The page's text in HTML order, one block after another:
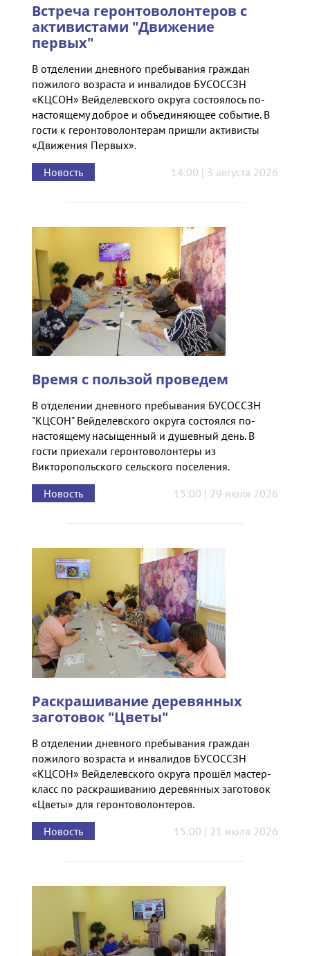
Встреча геронтоволонтеров с
активистами "Движение
первых"
В отделении дневного пребывания граждан
пожилого возраста и инвалидов БУСОССЗН
«КЦСОН» Вейделевского округа состоялось по-
настоящему доброе и объединяющее событие. В
гости к геронтоволонтерам пришли активисты
«Движения Первых».
Новость
14:00 | 3 августа 2026
Время с пользой проведем
В отделении дневного пребывания БУСОССЗН
"КЦСОН" Вейделевского округа состоялся по-
настоящему насыщенный и душевный день. В
гости приехали геронтоволонтеры из
Викторопольского сельского поселения.
Новость
15:00 | 29 июля 2026
Раскрашивание деревянных
заготовок "Цветы"
В отделении дневного пребывания граждан
пожилого возраста и инвалидов БУСОССЗН
«КЦСОН» Вейделевского округа прошёл мастер-
класс по раскрашиванию деревянных заготовок
«Цветы» для геронтоволонтеров.
Новость
15:00 | 21 июля 2026